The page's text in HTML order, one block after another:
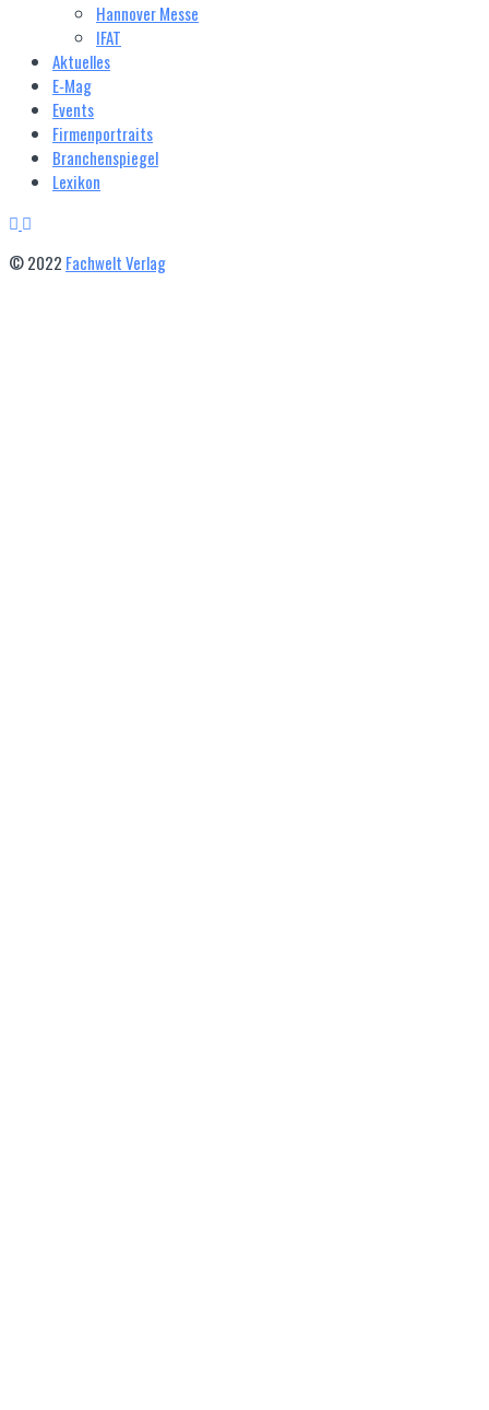
Hannover Messe
IFAT
Aktuelles
E‑Mag
Events
Firmenportraits
Branchenspiegel
Lexikon
© 2022 Fachwelt Verlag